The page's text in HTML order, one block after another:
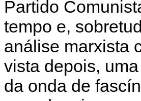
Partido
tempo e,
análise marxista
vista depois,
da onda de